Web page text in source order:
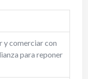
y comerciar con
para reponer